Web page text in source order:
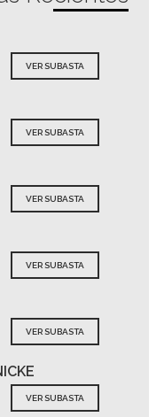
VER SUBASTA
VER SUBASTA
VER SUBASTA
VER SUBASTA
VER SUBASTA
VER SUBASTA